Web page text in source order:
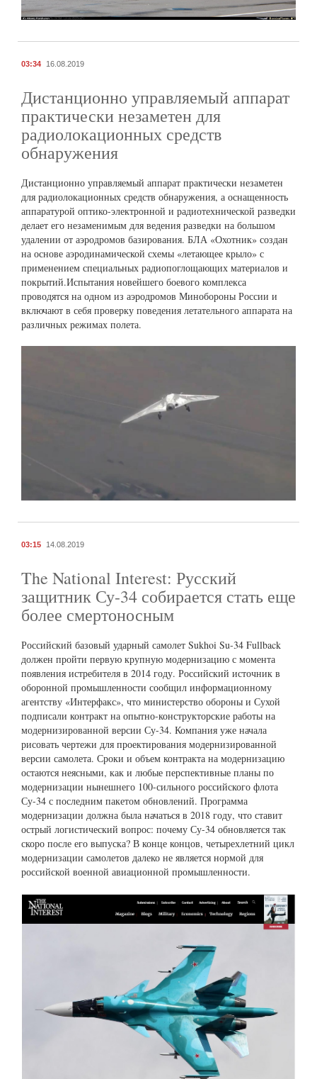
03:34 16.08.2019
Дистанционно управляемый аппарат
практически незаметен для
радиолокационных средств
обнаружения
Дистанционно управляемый аппарат практически незаметен
для радиолокационных средств обнаружения, а оснащенность
аппаратурой оптико-электронной и радиотехнической разведки
делает его незаменимым для ведения разведки на большом
удалении от аэродромов базирования. БЛА «Охотник» создан
на основе аэродинамической схемы «летающее крыло» с
применением специальных радиопоглощающих материалов и
покрытий.Испытания новейшего боевого комплекса
проводятся на одном из аэродромов Минобороны России и
включают в себя проверку поведения летательного аппарата на
различных режимах полета.
03:15 14.08.2019
The National Interest: Русский
защитник Су-34 собирается стать еще
более смертоносным
Российский базовый ударный самолет Sukhoi Su-34 Fullback
должен пройти первую крупную модернизацию с момента
появления истребителя в 2014 году. Российский источник в
оборонной промышленности сообщил информационному
агентству «Интерфакс», что министерство обороны и Сухой
подписали контракт на опытно-конструкторские работы на
модернизированной версии Су-34. Компания уже начала
рисовать чертежи для проектирования модернизированной
версии самолета. Сроки и объем контракта на модернизацию
остаются неясными, как и любые перспективные планы по
модернизации нынешнего 100-сильного российского флота
Су-34 с последним пакетом обновлений. Программа
модернизации должна была начаться в 2018 году, что ставит
острый логистический вопрос: почему Су-34 обновляется так
скоро после его выпуска? В конце концов, четырехлетний цикл
модернизации самолетов далеко не является нормой для
российской военной авиационной промышленности.